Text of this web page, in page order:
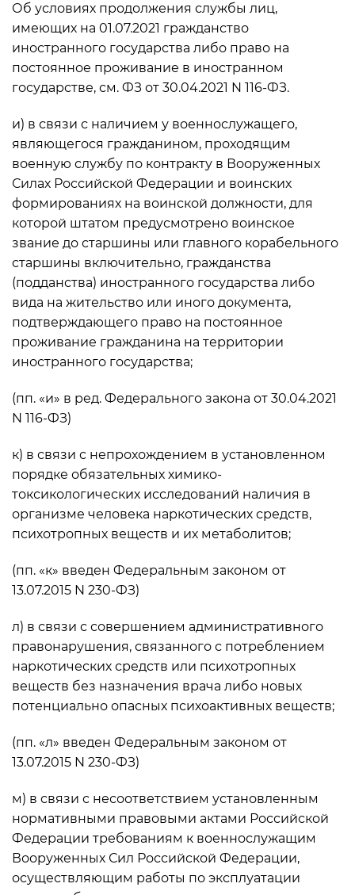
Об условиях продолжения службы лиц,
имеющих на 01.07.2021 гражданство
иностранного государства либо право на
постоянное проживание в иностранном
государстве, см. ФЗ от 30.04.2021 N 116-ФЗ.
и) в связи с наличием у военнослужащего,
являющегося гражданином, проходящим
военную службу по контракту в Вооруженных
Силах Российской Федерации и воинских
формированиях на воинской должности, для
которой штатом предусмотрено воинское
звание до старшины или главного корабельного
старшины включительно, гражданства
(подданства) иностранного государства либо
вида на жительство или иного документа,
подтверждающего право на постоянное
проживание гражданина на территории
иностранного государства;
(пп. «и» в ред. Федерального закона от 30.04.2021
N 116-ФЗ)
к) в связи с непрохождением в установленном
порядке обязательных химико-
токсикологических исследований наличия в
организме человека наркотических средств,
психотропных веществ и их метаболитов;
(пп. «к» введен Федеральным законом от
13.07.2015 N 230-ФЗ)
л) в связи с совершением административного
правонарушения, связанного с потреблением
наркотических средств или психотропных
веществ без назначения врача либо новых
потенциально опасных психоактивных веществ;
(пп. «л» введен Федеральным законом от
13.07.2015 N 230-ФЗ)
м) в связи с несоответствием установленным
нормативными правовыми актами Российской
Федерации требованиям к военнослужащим
Вооруженных Сил Российской Федерации,
осуществляющим работы по эксплуатации